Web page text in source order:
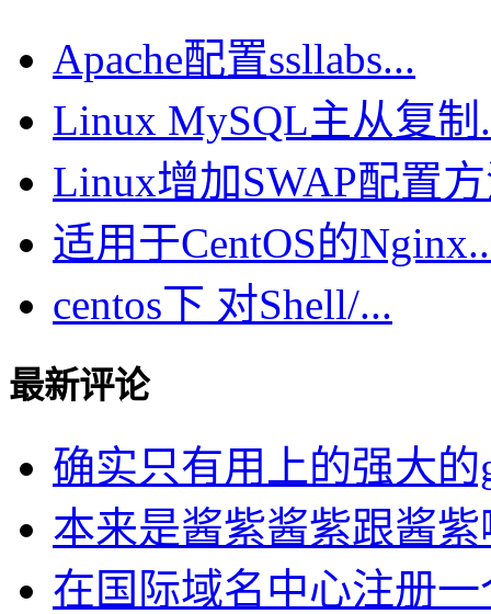
Apache配置ssllabs...
Linux MySQL主从复制
Linux增加SWAP配置
适用于CentOS的
centos下 对Shell/...
最新评论
确实只有用上的强大的
本来是酱紫酱紫跟酱
在国际域名中心注册一